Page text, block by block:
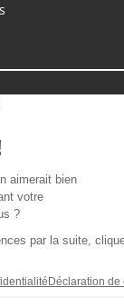
/ Android